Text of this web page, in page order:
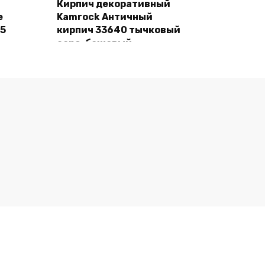
В корзину
Кирпич декоративный
Kamrock Античный
кирпич 33640 тычковый
серо-бежевый